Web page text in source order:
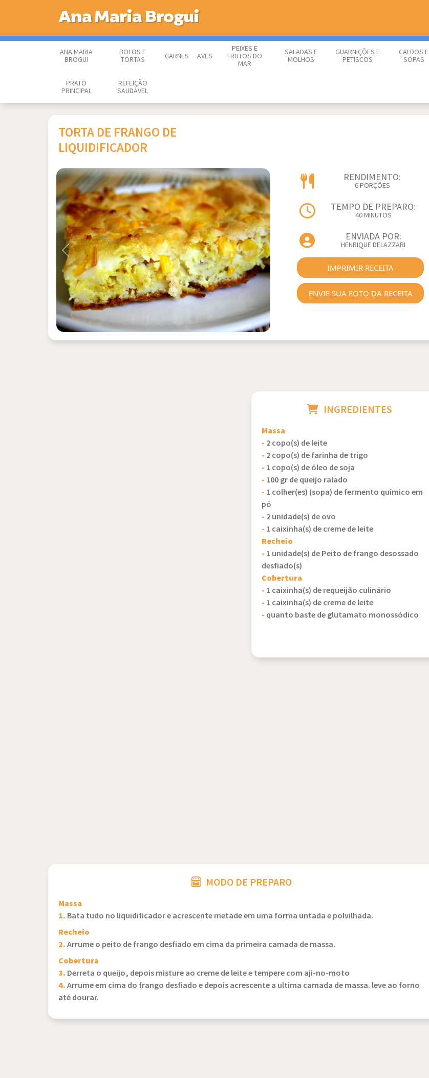
Ana Maria Brogui
ANA MARIA
BROGUI
BOLOS E
TORTAS
CARNES AVES
PEIXES E
FRUTOS DO
MAR
SALADAS E
MOLHOS
GUARNIÇÕES E
PETISCOS
CALDOS E
SOPAS
PRATO
PRINCIPAL
REFEIÇÃO
SAUDÁVEL
TORTA DE FRANGO DE
LIQUIDIFICADOR
Previous Next
RENDIMENTO:
6 PORÇÕES
TEMPO DE PREPARO:
40 MINUTOS
ENVIADA POR:
HENRIQUE DELAZZARI
IMPRIMIR RECEITA
ENVIE SUA FOTO DA RECEITA
INGREDIENTES
Massa
- 2 copo(s) de leite
- 2 copo(s) de farinha de trigo
- 1 copo(s) de óleo de soja
- 100 gr de queijo ralado
- 1 colher(es) (sopa) de fermento químico em
pó
- 2 unidade(s) de ovo
- 1 caixinha(s) de creme de leite
Recheio
- 1 unidade(s) de Peito de frango desossado
desfiado(s)
Cobertura
- 1 caixinha(s) de requeijão culinário
- 1 caixinha(s) de creme de leite
- quanto baste de glutamato monossódico
MODO DE PREPARO
Massa
1. Bata tudo no liquidificador e acrescente metade em uma forma untada e polvilhada.
Recheio
2.Arrume o peito de frango desfiado em cima da primeira camada de massa.
Cobertura
3. Derreta o queijo, depois misture ao creme de leite e tempere com aji-no-moto
4.Arrume em cima do frango desfiado e depois acrescente a ultima camada de massa. leve ao forno
até dourar.